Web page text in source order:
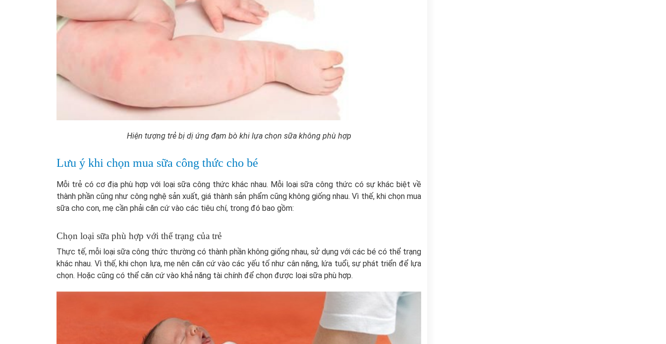
Hiện tượng trẻ bị dị ứng đạm bò khi lựa chọn sữa không phù hợp
Lưu ý khi chọn mua sữa công thức cho bé
Mỗi trẻ có cơ địa phù hợp với loại sữa công thức khác nhau. Mỗi loại sữa công thức có sự khác biệt về
thành phần cũng như công nghệ sản xuất, giá thành sản phẩm cũng không giống nhau. Vì thế, khi chọn mua
sữa cho con, mẹ cần phải căn cứ vào các tiêu chí, trong đó bao gồm:
Chọn loại sữa phù hợp với thể trạng của trẻ
Thực tế, mỗi loại sữa công thức thường có thành phần không giống nhau, sử dụng với các bé có thể trạng
khác nhau. Vì thế, khi chọn lựa, mẹ nên căn cứ vào các yếu tố như cân nặng, lứa tuổi, sự phát triển để lựa
chọn. Hoặc cũng có thể căn cứ vào khả năng tài chính để chọn được loại sữa phù hợp.